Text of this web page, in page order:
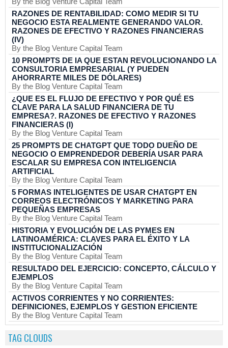
RAZONES DE RENTABILIDAD: COMO MEDIR SI TU
NEGOCIO ESTA REALMENTE GENERANDO VALOR.
RAZONES DE EFECTIVO Y RAZONES FINANCIERAS
(IV)
By the Blog Venture Capital Team
10 PROMPTS DE IA QUE ESTAN REVOLUCIONANDO LA
CONSULTORIA EMPRESARIAL (Y PUEDEN
AHORRARTE MILES DE DÓLARES)
By the Blog Venture Capital Team
¿QUE ES EL FLUJO DE EFECTIVO Y POR QUÉ ES
CLAVE PARA LA SALUD FINANCIERA DE TU
EMPRESA?. RAZONES DE EFECTIVO Y RAZONES
FINANCIERAS (I)
By the Blog Venture Capital Team
25 PROMPTS DE CHATGPT QUE TODO DUEÑO DE
NEGOCIO O EMPRENDEDOR DEBERÍA USAR PARA
ESCALAR SU EMPRESA CON INTELIGENCIA
ARTIFICIAL
By the Blog Venture Capital Team
5 FORMAS INTELIGENTES DE USAR CHATGPT EN
CORREOS ELECTRÓNICOS Y MARKETING PARA
PEQUEÑAS EMPRESAS
By the Blog Venture Capital Team
HISTORIA Y EVOLUCIÓN DE LAS PYMES EN
LATINOAMÉRICA: CLAVES PARA EL ÉXITO Y LA
INSTITUCIONALIZACIÓN
By the Blog Venture Capital Team
RESULTADO DEL EJERCICIO: CONCEPTO, CÁLCULO Y
EJEMPLOS
By the Blog Venture Capital Team
ACTIVOS CORRIENTES Y NO CORRIENTES:
DEFINICIONES, EJEMPLOS Y GESTION EFICIENTE
By the Blog Venture Capital Team
TAG CLOUDS